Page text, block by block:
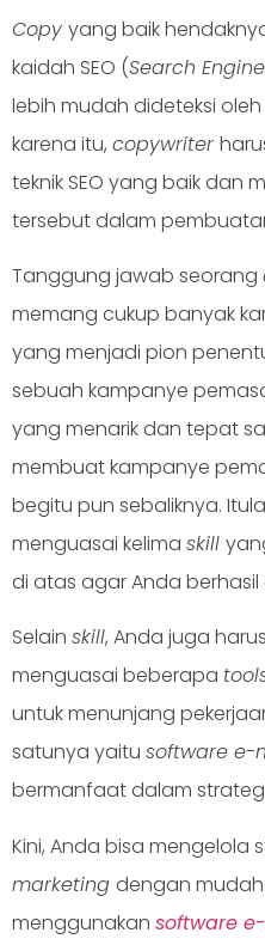
Copy yang baik
kaidah SEO (Search
lebih mudah dideteksi
karena itu, copywriter
teknik SEO yang baik dan
tersebut dalam
Tanggung jawab seorang
memang cukup banyak
yang menjadi pion
sebuah kampanye
yang menarik dan tepat
membuat kampanye
begitu pun sebaliknya.
menguasai kelima skill
di atas agar Anda berhasil
Selain skill, Anda juga
menguasai beberapa
untuk menunjang
satunya yaitu software e-
bermanfaat dalam
Kini, Anda bisa mengelola
marketing dengan
menggunakan software